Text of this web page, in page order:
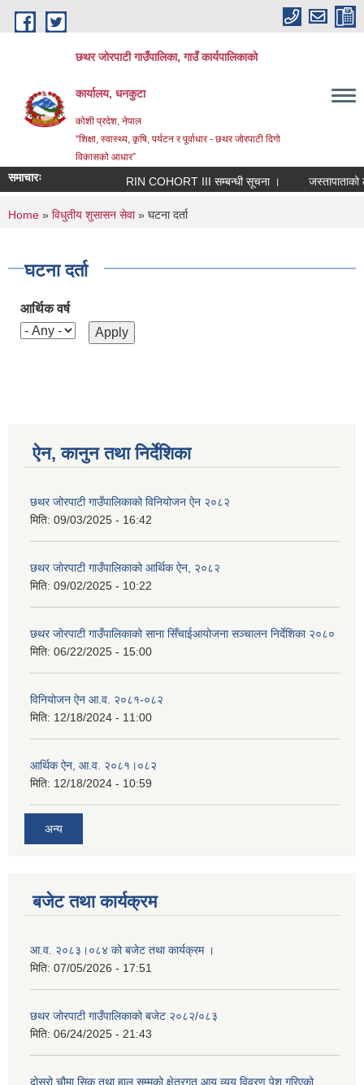
Skip to main content
छथर जोरपाटी गाउँपालिका, गाउँ कार्यपालिकाको
कार्यालय, धनकुटा
कोशी प्रदेश, नेपाल
“शिक्षा, स्वास्थ्य, कृषि, पर्यटन र पूर्वाधार - छथर जोरपाटी दिगो
विकासको आधार”
समाचारः RIN COHORT III सम्बन्धी सूचना । जस्तापाताको
You are here
Home » विधुतीय शुसासन सेवा» घटना दर्ता
घटना दर्ता
आर्थिक वर्ष
ऐन, कानुन तथा निर्देशिका
छथर जोरपाटी गाउँपालिकाको विनियोजन ऐन २०८२
मिति: 09/03/2025 - 16:42
छथर जोरपाटी गाउँपालिकाको आर्थिक ऐन, २०८२
मिति: 09/02/2025 - 10:22
छथर जोरपाटी गाउँपालिकाको साना सिँचाईआयोजना सञ्चालन निर्देशिका २०८०
मिति: 06/22/2025 - 15:00
विनियोजन ऐन आ.व. २०८१-०८२
मिति: 12/18/2024 - 11:00
आर्थिक ऐन, आ.व. २०८१।०८२
मिति: 12/18/2024 - 10:59
अन्य
बजेट तथा कार्यक्रम
आ.व. २०८३।०८४ को बजेट तथा कार्यक्रम ।
मिति: 07/05/2026 - 17:51
छथर जोरपाटी गाउँपालिकाको बजेट २०८२/०८३
मिति: 06/24/2025 - 21:43
दोस्रो चौमा सिक तथा हाल सम्मको क्षेत्रगत आय व्यय विवरण पेश गरिएको